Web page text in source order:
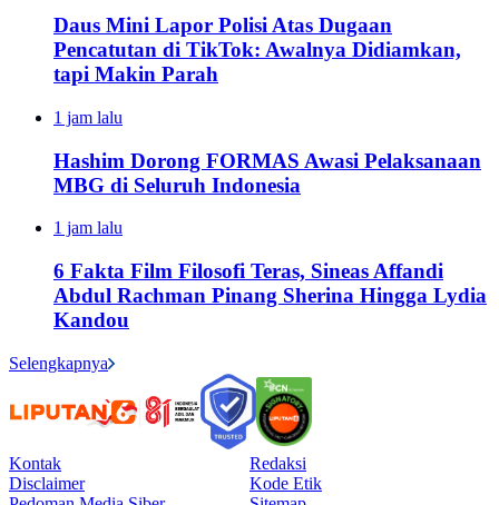
Daus Mini Lapor Polisi Atas Dugaan
Pencatutan di TikTok: Awalnya Didiamkan,
tapi Makin Parah
1 jam lalu
Hashim Dorong FORMAS Awasi Pelaksanaan
MBG di Seluruh Indonesia
1 jam lalu
6 Fakta Film Filosofi Teras, Sineas Affandi
Abdul Rachman Pinang Sherina Hingga Lydia
Kandou
Selengkapnya
Kontak
Redaksi
Disclaimer
Kode Etik